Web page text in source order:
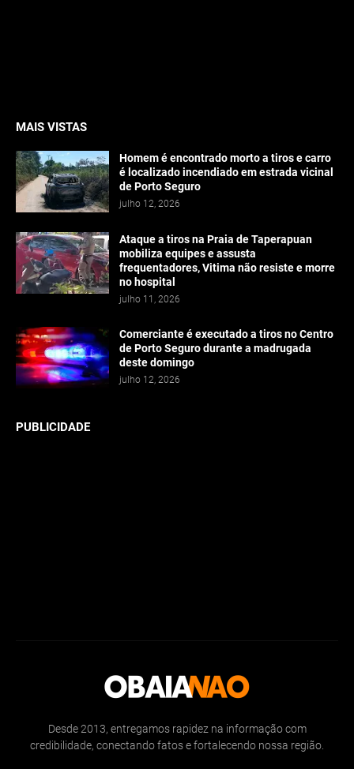
MAIS VISTAS
Homem é encontrado morto a tiros e carro
é localizado incendiado em estrada vicinal
de Porto Seguro
julho 12, 2026
Ataque a tiros na Praia de Taperapuan
mobiliza equipes e assusta
frequentadores, Vitima não resiste e morre
no hospital
julho 11, 2026
Comerciante é executado a tiros no Centro
de Porto Seguro durante a madrugada
deste domingo
julho 12, 2026
PUBLICIDADE
Desde 2013, entregamos rapidez na informação com
credibilidade, conectando fatos e fortalecendo nossa região.